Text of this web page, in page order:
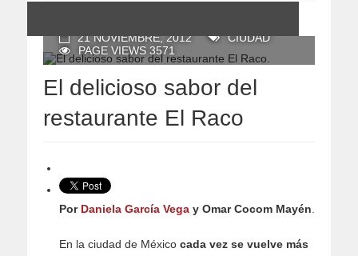
21 NOVIEMBRE, 2012
CIUDAD
PAGE VIEWS 3571
El delicioso sabor del
restaurante El Raco
Por Daniela García Vega y Omar Cocom Mayén
En la ciudad de México cada vez se vuelve más